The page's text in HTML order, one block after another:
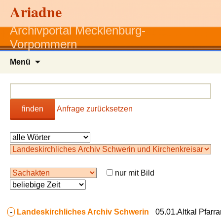
Ariadne
Archivportal Mecklenburg-
Vorpommern
Menü
finden Anfrage zurücksetzen
nur mit Bild
- Landeskirchliches Archiv Schwerin
05.01.Altkal